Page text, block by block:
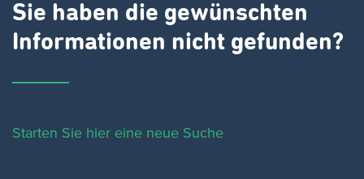
Sie haben die gewünschten
Informationen nicht gefunden?
Starten Sie hier eine neue Suche